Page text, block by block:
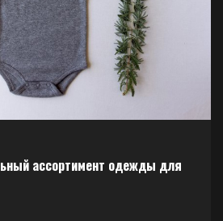
ассортимент одежды для